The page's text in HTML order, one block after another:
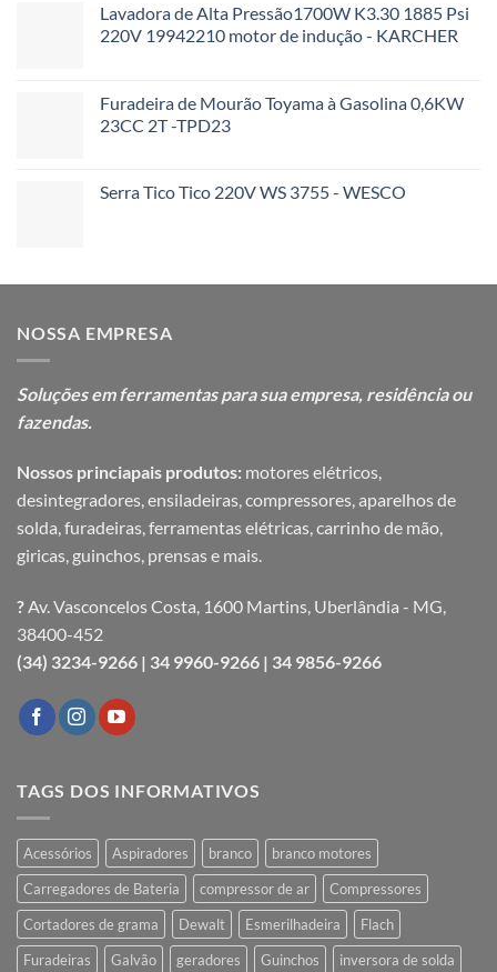
Lavadora de Alta Pressão1700W K3.30 1885 Psi
220V 19942210 motor de indução - KARCHER
Furadeira de Mourão Toyama à Gasolina 0,6KW
23CC 2T -TPD23
Serra Tico Tico 220V WS 3755 - WESCO
NOSSA EMPRESA
Soluções em ferramentas para suaempresa, residência ou
fazendas.
Nossos princiapais produtos: motores elétricos,
desintegradores, ensiladeiras, compressores, aparelhos de
solda, furadeiras, ferramentas elétricas, carrinho de mão,
giricas, guinchos, prensas e mais.
?Av. Vasconcelos Costa, 1600 Martins, Uberlândia - MG,
38400-452
(34) 3234-9266 | 34 9960-9266 | 34 9856-9266
TAGS DOS INFORMATIVOS
Acessórios Aspiradores branco
branco motores
Carregadores de Bateria
compressor de ar
Compressores
Cortadores de grama
Dewalt Esmerilhadeira
Flach
Furadeiras
Galvão geradores Guinchos inversora de solda